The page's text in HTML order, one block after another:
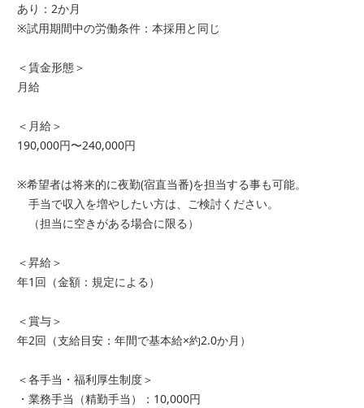
あり：2か月
※試用期間中の労働条件：本採用と同じ
＜賃金形態＞
月給
＜月給＞
190,000円〜240,000円
※希望者は将来的に夜勤(宿直当番)を担当する事も可能。
手当で収入を増やしたい方は、ご検討ください。
（担当に空きがある場合に限る）
＜昇給＞
年1回（金額：規定による）
＜賞与＞
年2回（支給目安：年間で基本給×約2.0か月）
＜各手当・福利厚生制度＞
・業務手当（精勤手当）：10,000円